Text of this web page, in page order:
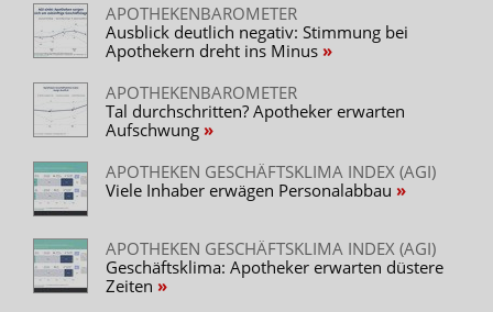
APOTHEKENBAROMETER
Ausblick deutlich negativ: Stimmung bei
Apothekern dreht ins Minus
APOTHEKENBAROMETER
Tal durchschritten? Apotheker erwarten
Aufschwung
APOTHEKEN GESCHÄFTSKLIMA INDEX (AGI)
Viele Inhaber erwägen Personalabbau
APOTHEKEN GESCHÄFTSKLIMA INDEX (AGI)
Geschäftsklima: Apotheker erwarten düstere
Zeiten